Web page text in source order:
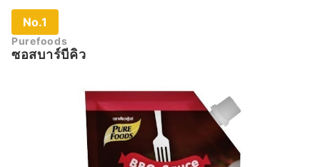
No.1
Purefoods
ซอสบาร์บีคิว